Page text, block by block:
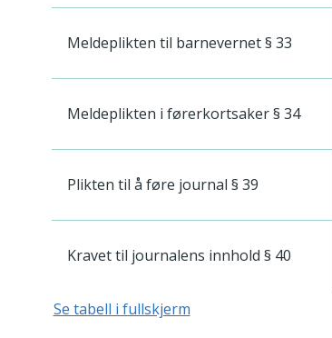
Meldeplikten til barnevernet § 33
Meldeplikten i førerkortsaker § 34
Plikten til å føre journal § 39
Kravet til journalens innhold § 40
Se tabell i fullskjerm